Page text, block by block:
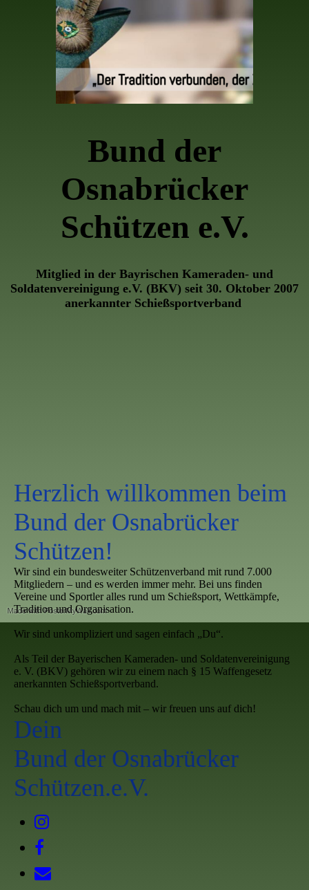
Bund der
Osnabrücker
Schützen e.V.
Mitglied in der Bayrischen Kameraden- und
Soldatenvereinigung e.V. (BKV) seit 30. Oktober 2007
anerkannter Schießsportverband
Herzlich willkommen beim
Bund der Osnabrücker
Schützen!
Wir sind ein bundesweiter Schützenverband mit rund 7.000
Mitgliedern – und es werden immer mehr. Bei uns finden
Vereine und Sportler alles rund um Schießsport, Wettkämpfe,
Tradition und Organisation.
Wir sind unkompliziert und sagen einfach „Du“.
Als Teil der Bayerischen Kameraden- und Soldatenvereinigung
e. V. (BKV) gehören wir zu einem nach § 15 Waffengesetz
anerkannten Schießsportverband.
Schau dich um und mach mit – wir freuen uns auf dich!
Dein
Bund der Osnabrücker
Schützen.e.V.